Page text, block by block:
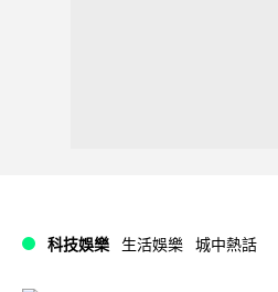
科技娛樂 生活娛樂 城中熱話